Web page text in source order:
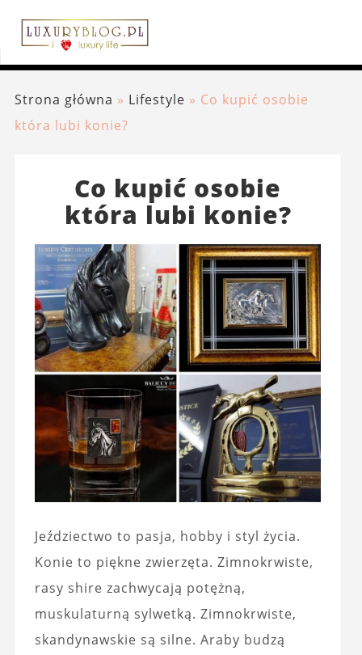
Strona główna » Lifestyle » Co kupić osobie
która lubi konie?
Co kupić osobie
która lubi konie?
Jeździectwo to pasja, hobby i styl życia.
Konie to piękne zwierzęta. Zimnokrwiste,
rasy shire zachwycają potężną,
muskulaturną sylwetką. Zimnokrwiste,
skandynawskie są silne. Araby budzą